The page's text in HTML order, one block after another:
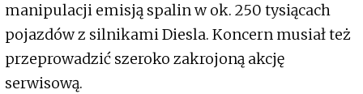
manipulacji emisją spalin w ok. 250 tysiącach
pojazdów z silnikami Diesla. Koncern musiał też
przeprowadzić szeroko zakrojoną akcję
serwisową.